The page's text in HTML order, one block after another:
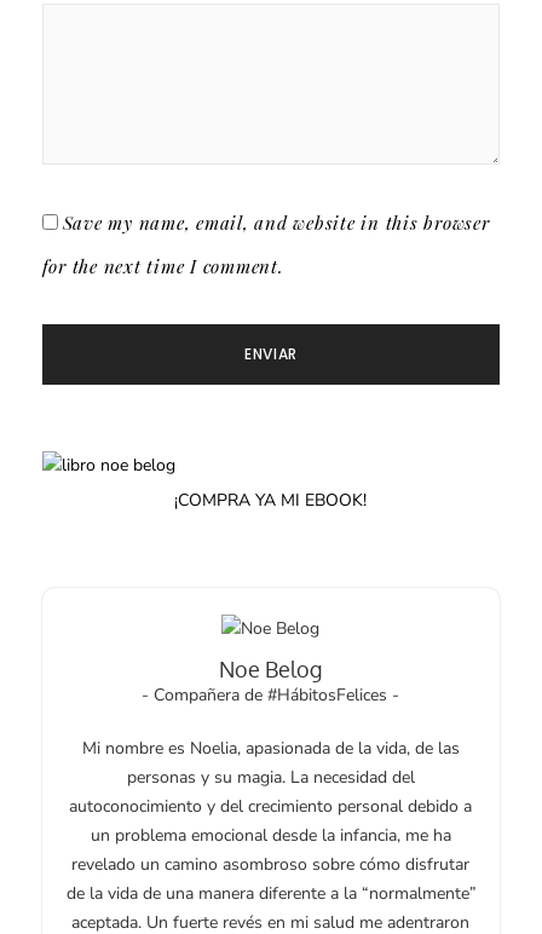
Save my name, email, and website in this browser
for the next time I comment.
¡COMPRA YA MI EBOOK!
Noe Belog
- Compañera de #HábitosFelices -
Mi nombre es Noelia, apasionada de la vida, de las
personas y su magia. La necesidad del
autoconocimiento y del crecimiento personal debido a
un problema emocional desde la infancia, me ha
revelado un camino asombroso sobre cómo disfrutar
de la vida de una manera diferente a la “normalmente”
aceptada. Un fuerte revés en mi salud me adentraron